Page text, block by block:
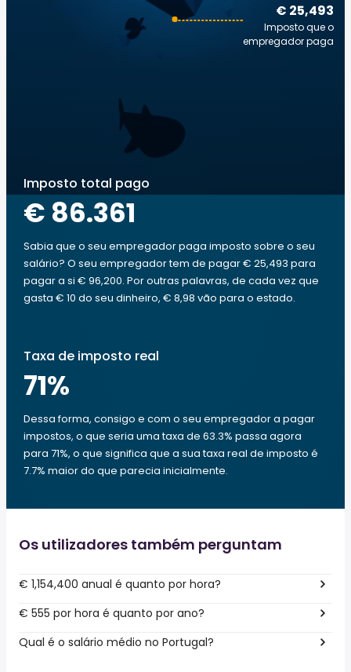
€ 25,493
Imposto que o
empregador paga
Imposto total pago
€ 86.361
Sabia que o seu empregador paga imposto sobre o seu
salário? O seu empregador tem de pagar € 25,493 para
pagar a si € 96,200. Por outras palavras, de cada vez que
gasta € 10 do seu dinheiro, € 8,98 vão para o estado.
Taxa de imposto real
71%
Dessa forma, consigo e com o seu empregador a pagar
impostos, o que seria uma taxa de 63.3% passa agora
para 71%, o que significa que a sua taxa real de imposto é
7.7% maior do que parecia inicialmente.
Os utilizadores também perguntam
€ 1,154,400 anual é quanto por hora?
€ 555 por hora é quanto por ano?
Qual é o salário médio no Portugal?